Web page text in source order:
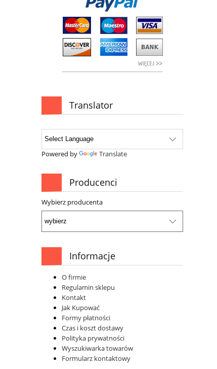
Translator
Powered by Translate
Producenci
Wybierz producenta
Informacje
O firmie
Regulamin sklepu
Kontakt
Jak Kupować
Formy płatności
Czas i koszt dostawy
Polityka prywatności
Wyszukiwarka towarów
Formularz kontaktowy